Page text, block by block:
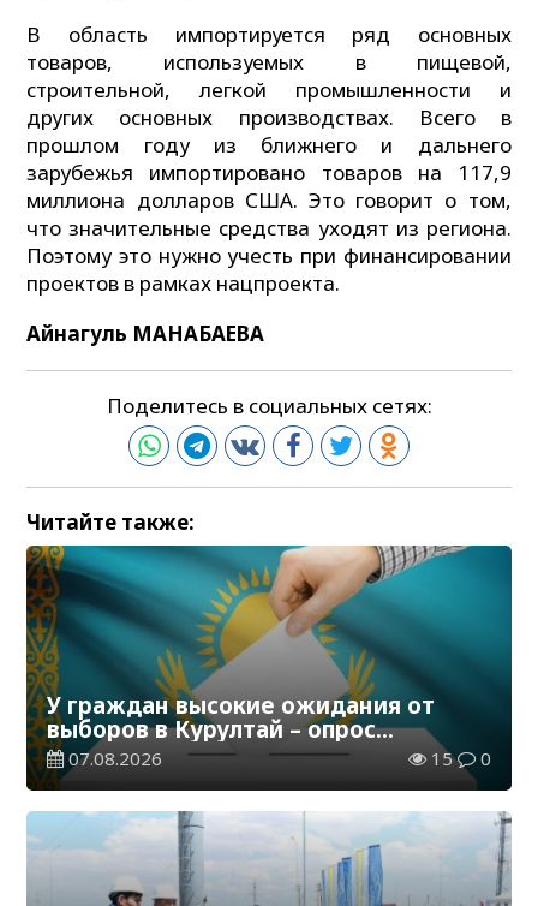
В область импортируется ряд основных
товаров, используемых в пищевой,
строительной, легкой промышленности и
других основных производствах. Всего в
прошлом году из ближнего и дальнего
зарубежья импортировано товаров на 117,9
миллиона долларов США. Это говорит о том,
что значительные средства уходят из региона.
Поэтому это нужно учесть при финансировании
проектов в рамках нацпроекта.
Айнагуль МАНАБАЕВА
Поделитесь в социальных сетях:
Читайте также:
У граждан высокие ожидания от
выборов в Курултай – опрос
общественного мнения
07.08.2026 15 0